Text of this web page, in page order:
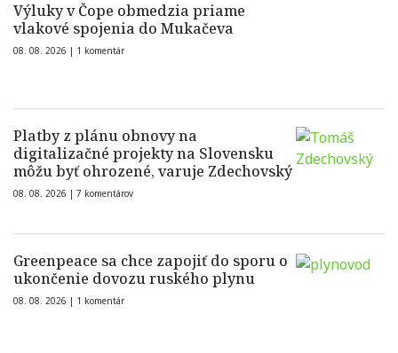
Výluky v Čope obmedzia priame
vlakové spojenia do Mukačeva
08. 08. 2026 | 1 komentár
Platby z plánu obnovy na
digitalizačné projekty na Slovensku
môžu byť ohrozené, varuje Zdechovský
08. 08. 2026 | 7 komentárov
Greenpeace sa chce zapojiť do sporu o
ukončenie dovozu ruského plynu
08. 08. 2026 | 1 komentár